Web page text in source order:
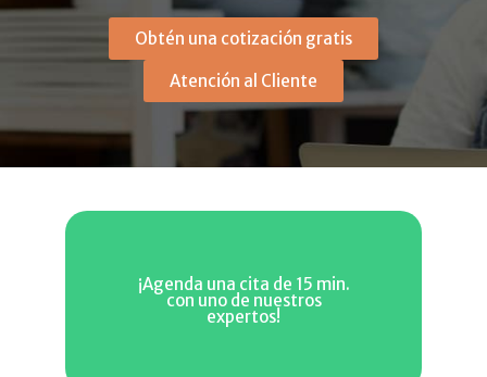
Obtén una cotización gratis
Atención al Cliente
¡Agenda una cita de 15 min.
con uno de nuestros
expertos!